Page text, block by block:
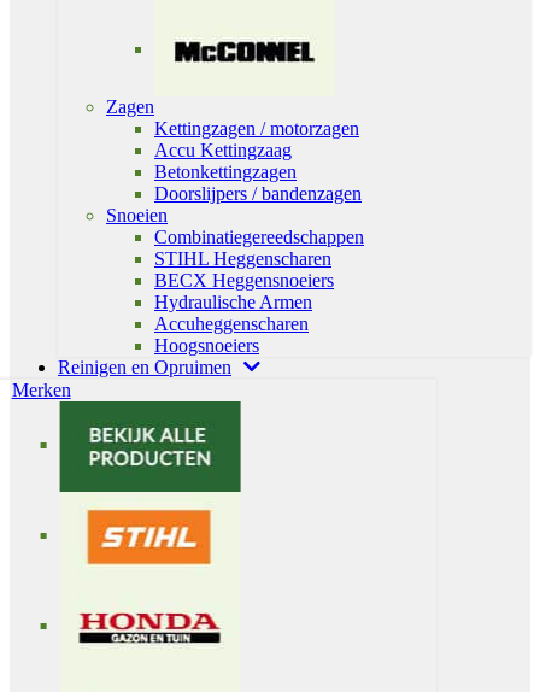
Zagen
Kettingzagen / motorzagen
Accu Kettingzaag
Betonkettingzagen
Doorslijpers / bandenzagen
Snoeien
Combinatiegereedschappen
STIHL Heggenscharen
BECX Heggensnoeiers
Hydraulische Armen
Accuheggenscharen
Hoogsnoeiers
Reinigen en Opruimen
Merken